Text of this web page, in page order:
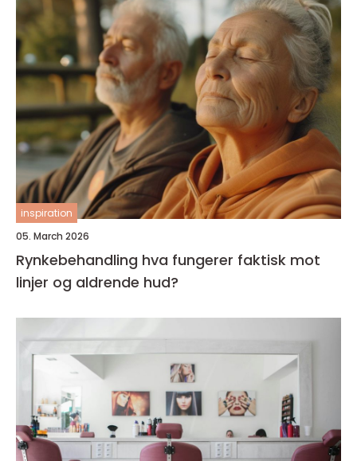
inspiration
05. March 2026
Rynkebehandling hva fungerer faktisk mot
linjer og aldrende hud?